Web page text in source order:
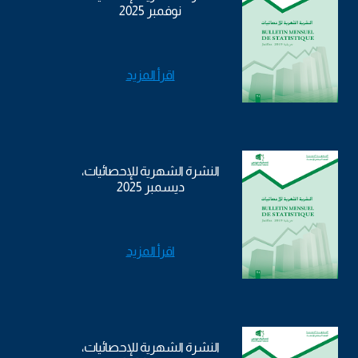
نوفمبر 2025
اقرأ المزيد
النشرة الشهرية للإحصائيات،
ديسمبر 2025
اقرأ المزيد
النشرة الشهرية للإحصائيات،